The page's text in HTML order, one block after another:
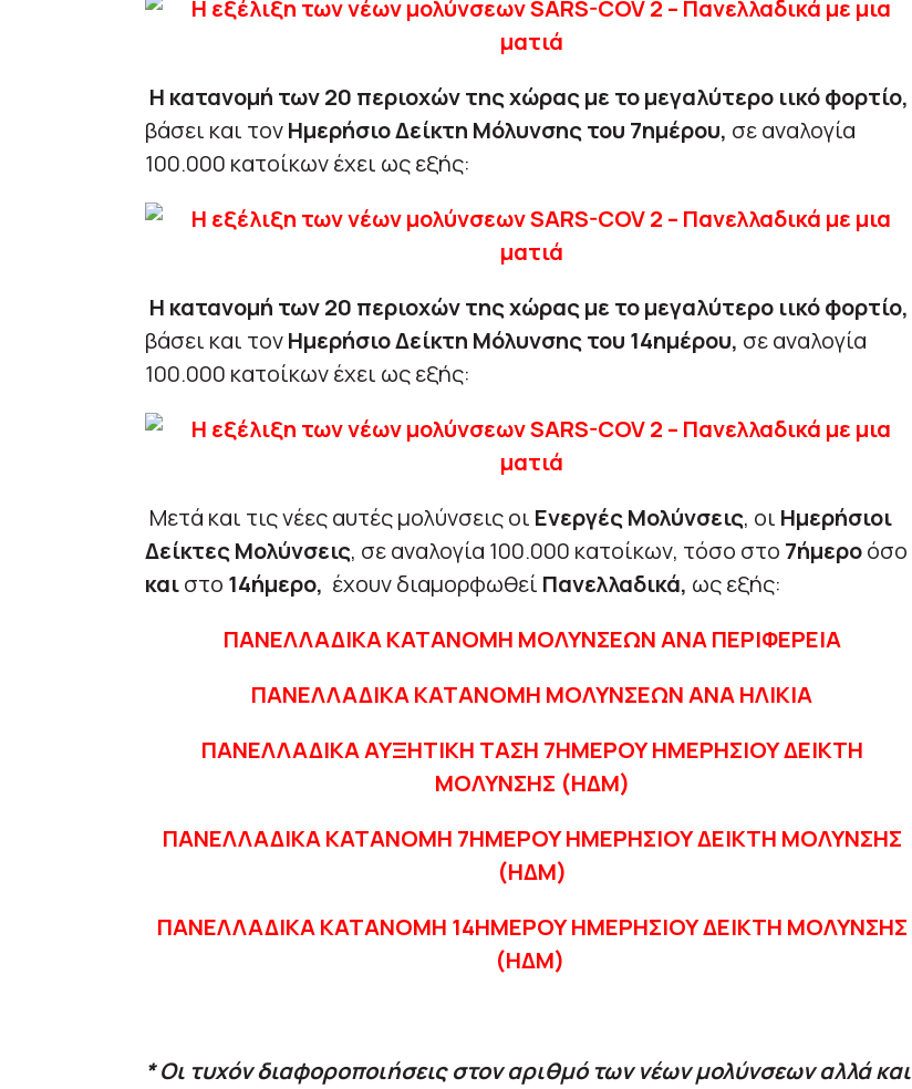
Η κατανομή των 20 περιοχών της χώρας με το μεγαλύτερο ιικό φορτίο,
βάσει και τονΗμερήσιο Δείκτη Μόλυνσης του 7ημέρου, σε αναλογία
100.000 κατοίκων έχει ως εξής:
Η κατανομή των 20 περιοχών της χώρας με το μεγαλύτερο ιικό φορτίο,
βάσει και τονΗμερήσιο Δείκτη Μόλυνσης του 14ημέρου, σε αναλογία
100.000 κατοίκων έχει ως εξής:
Μετά και τις νέες αυτές μολύνσεις οι Ενεργές Μολύνσεις, οι Ημερήσιοι
Δείκτες Μολύνσεις, σε αναλογία 100.000 κατοίκων, τόσο στο 7ήμεροόσο
καιστο 14ήμερο, έχουν διαμορφωθεί Πανελλαδικά, ως εξής:
ΠΑΝΕΛΛΑΔΙΚΑ ΚΑΤΑΝΟΜΗ ΜΟΛΥΝΣΕΩΝ ΑΝΑ ΠΕΡΙΦΕΡΕΙΑ
ΠΑΝΕΛΛΑΔΙΚΑ ΚΑΤΑΝΟΜΗ ΜΟΛΥΝΣΕΩΝ ΑΝΑ ΗΛΙΚΙΑ
ΠΑΝΕΛΛΑΔΙΚΑ ΑΥΞΗΤΙΚΗ ΤΑΣΗ 7ΗΜΕΡΟΥ ΗΜΕΡΗΣΙΟΥ ΔΕΙΚΤΗ
ΜΟΛΥΝΣΗΣ (ΗΔΜ)
ΠΑΝΕΛΛΑΔΙΚΑ ΚΑΤΑΝΟΜΗ 7ΗΜΕΡΟΥ ΗΜΕΡΗΣΙΟΥ ΔΕΙΚΤΗ ΜΟΛΥΝΣΗΣ
(ΗΔΜ)
ΠΑΝΕΛΛΑΔΙΚΑ ΚΑΤΑΝΟΜΗ 14ΗΜΕΡΟΥ ΗΜΕΡΗΣΙΟΥ ΔΕΙΚΤΗ ΜΟΛΥΝΣΗΣ
(ΗΔΜ)
* Οι τυχόν διαφοροποιήσεις στον αριθμό των νέων μολύνσεων αλλά και